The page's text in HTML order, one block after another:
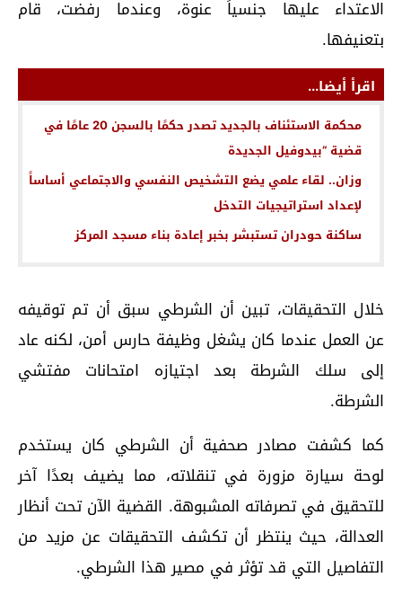
الاعتداء عليها جنسياً عنوة، وعندما رفضت، قام
بتعنيفها.
اقرأ أيضا...
محكمة الاستئناف بالجديد تصدر حكمًا بالسجن 20 عامًا في
قضية “بيدوفيل الجديدة
وزان.. لقاء علمي يضع التشخيص النفسي والاجتماعي أساساً
لإعداد استراتيجيات التدخل
ساكنة حودران تستبشر بخبر إعادة بناء مسجد المركز
خلال التحقيقات، تبين أن الشرطي سبق أن تم توقيفه
عن العمل عندما كان يشغل وظيفة حارس أمن، لكنه عاد
إلى سلك الشرطة بعد اجتيازه امتحانات مفتشي
الشرطة.
كما كشفت مصادر صحفية أن الشرطي كان يستخدم
لوحة سيارة مزورة في تنقلاته، مما يضيف بعدًا آخر
للتحقيق في تصرفاته المشبوهة. القضية الآن تحت أنظار
العدالة، حيث ينتظر أن تكشف التحقيقات عن مزيد من
التفاصيل التي قد تؤثر في مصير هذا الشرطي.